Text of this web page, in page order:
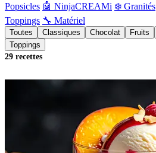
Popsicles 🤖 NinjaCREAMi ❄️ Granités
Toppings 🔧 Matériel
Toutes Classiques Chocolat Fruits
Toppings
29 recettes